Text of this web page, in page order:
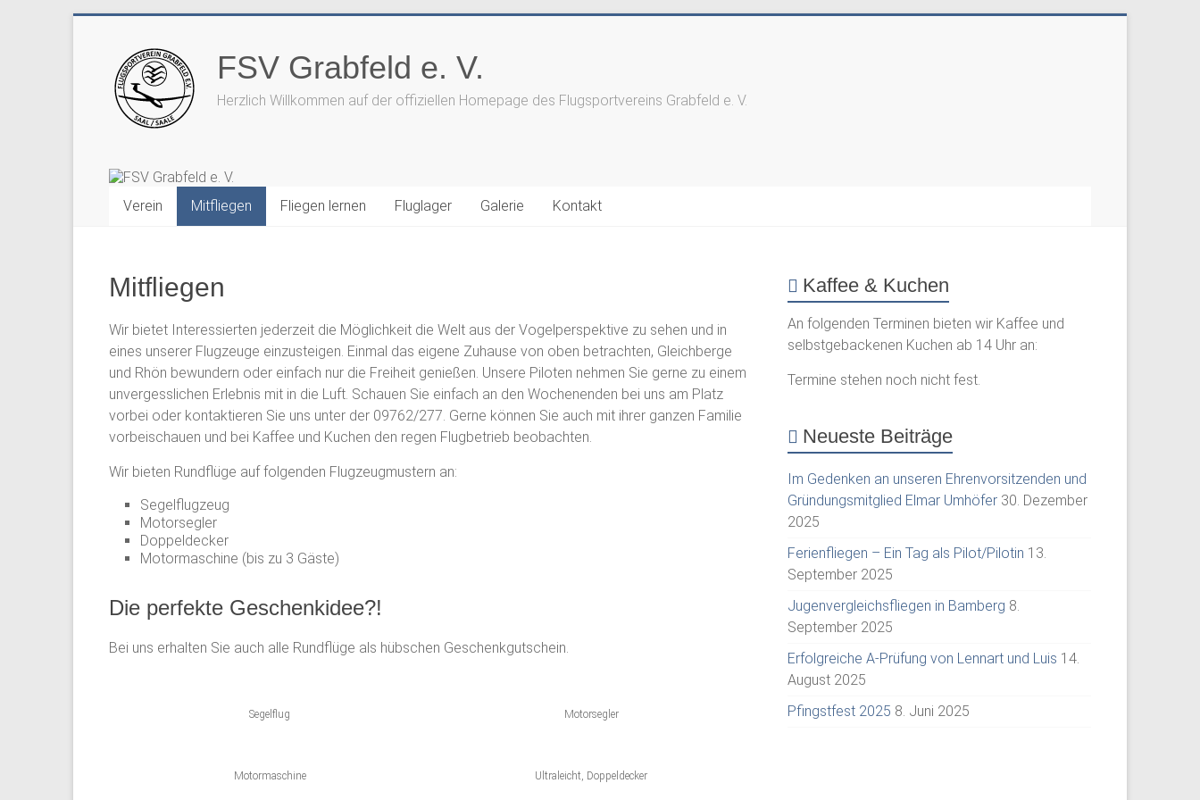
springen
FSV Grabfeld e. V.
Herzlich Willkommen auf der offiziellen Homepage des Flugsportvereins Grabfeld e. V.
Verein Mitfliegen Fliegen lernen Fluglager Galerie Kontakt
Mitfliegen
Wir bietet Interessierten jederzeit die Möglichkeit die Welt aus der Vogelperspektive zu sehen und in
eines unserer Flugzeuge einzusteigen. Einmal das eigene Zuhause von oben betrachten, Gleichberge
und Rhön bewundern oder einfach nur die Freiheit genießen. Unsere Piloten nehmen Sie gerne zu einem
unvergesslichen Erlebnis mit in die Luft. Schauen Sie einfach an den Wochenenden bei uns am Platz
vorbei oder kontaktieren Sie uns unter der 09762/277. Gerne können Sie auch mit ihrer ganzen Familie
vorbeischauen und bei Kaffee und Kuchen den regen Flugbetrieb beobachten.
Wir bieten Rundflüge auf folgenden Flugzeugmustern an:
Segelflugzeug
Motorsegler
Doppeldecker
Motormaschine (bis zu 3 Gäste)
Die perfekte Geschenkidee?!
Bei uns erhalten Sie auch alle Rundflüge als hübschen Geschenkgutschein.
Segelflug Motorsegler
Motormaschine Ultraleicht, Doppeldecker
Kaffee & Kuchen
An folgenden Terminen bieten wir Kaffee und
selbstgebackenen Kuchen ab 14 Uhr an:
Termine stehen noch nicht fest.
Neueste Beiträge
Im Gedenken an unseren Ehrenvorsitzenden und
Gründungsmitglied Elmar Umhöfer 30. Dezember
2025
Ferienfliegen – Ein Tag als Pilot/Pilotin 13.
September 2025
Jugenvergleichsfliegen in Bamberg 8.
September 2025
Erfolgreiche A-Prüfung von Lennart und Luis 14.
August 2025
Pfingstfest 2025 8. Juni 2025